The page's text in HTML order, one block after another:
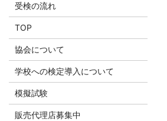
受検の流れ
TOP
協会について
学校への検定導入について
模擬試験
販売代理店募集中